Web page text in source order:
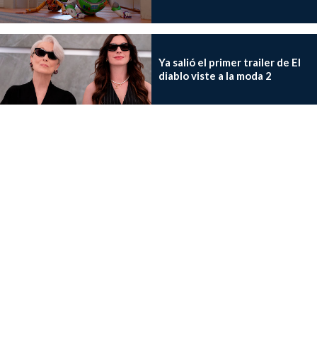
Ya salió el primer trailer de El
diablo viste a la moda 2